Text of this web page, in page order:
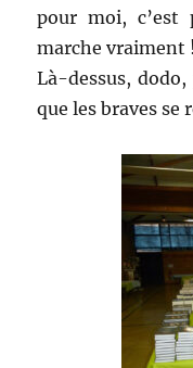
pour moi, c’est
marche vraiment
Là-dessus,
que les braves se